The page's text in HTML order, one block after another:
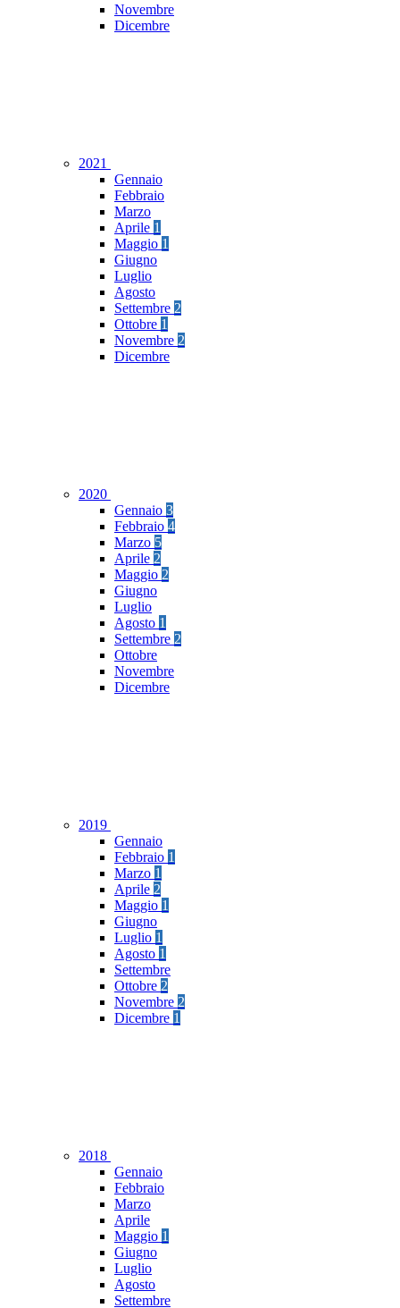
Novembre
Dicembre
2021
Gennaio
Febbraio
Marzo
Aprile 1
Maggio 1
Giugno
Luglio
Agosto
Settembre 2
Ottobre 1
Novembre 2
Dicembre
2020
Gennaio 3
Febbraio 4
Marzo 5
Aprile 2
Maggio 2
Giugno
Luglio
Agosto 1
Settembre 2
Ottobre
Novembre
Dicembre
2019
Gennaio
Febbraio 1
Marzo 1
Aprile 2
Maggio 1
Giugno
Luglio 1
Agosto 1
Settembre
Ottobre 2
Novembre 2
Dicembre 1
2018
Gennaio
Febbraio
Marzo
Aprile
Maggio 1
Giugno
Luglio
Agosto
Settembre